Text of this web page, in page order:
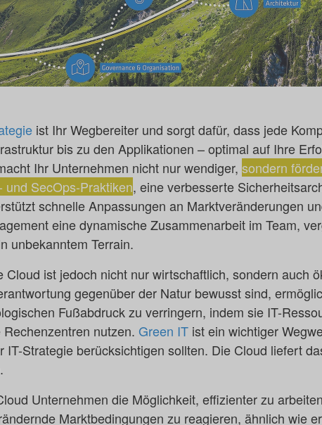
ist Ihr Wegbereiter und sorgt dafür, dass jede
bis zu den Applikationen – optimal auf Ihre
Ihr Unternehmen nicht nur wendiger, sondern
und SecOps-Praktiken, eine verbesserte
schnelle Anpassungen an Marktveränderungen
eine dynamische Zusammenarbeit im Team,
unbekanntem Terrain.
Cloud ist jedoch nicht nur wirtschaftlich, sondern auch
gegenüber der Natur bewusst sind,
Fußabdruck zu verringern, indem sie IT-
nutzen. Green IT ist ein wichtiger
IT-Strategie berücksichtigen sollten. Die Cloud liefert
Unternehmen die Möglichkeit, effizienter zu
Marktbedingungen zu reagieren, ähnlich wie